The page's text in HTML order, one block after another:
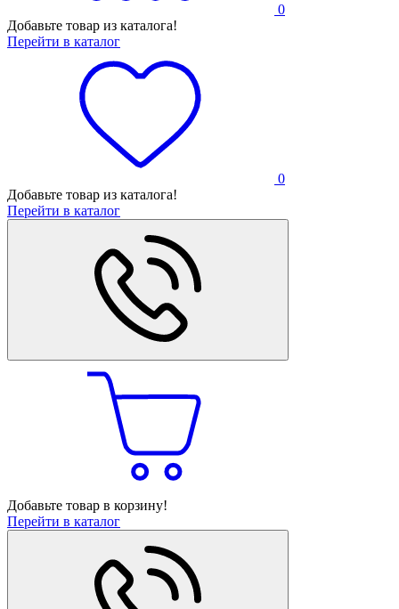
0
Добавьте товар из каталога!
Перейти в каталог
0
Добавьте товар из каталога!
Перейти в каталог
Добавьте товар в корзину!
Перейти в каталог